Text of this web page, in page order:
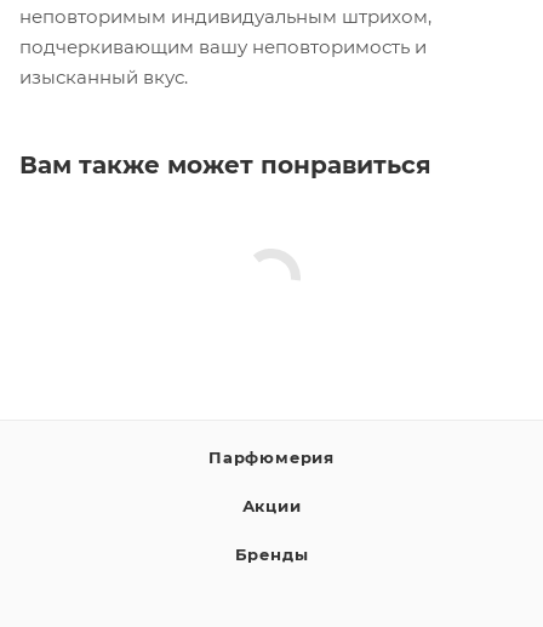
неповторимым индивидуальным штрихом,
подчеркивающим вашу неповторимость и
изысканный вкус.
Вам также может понравиться
Парфюмерия
Акции
Бренды